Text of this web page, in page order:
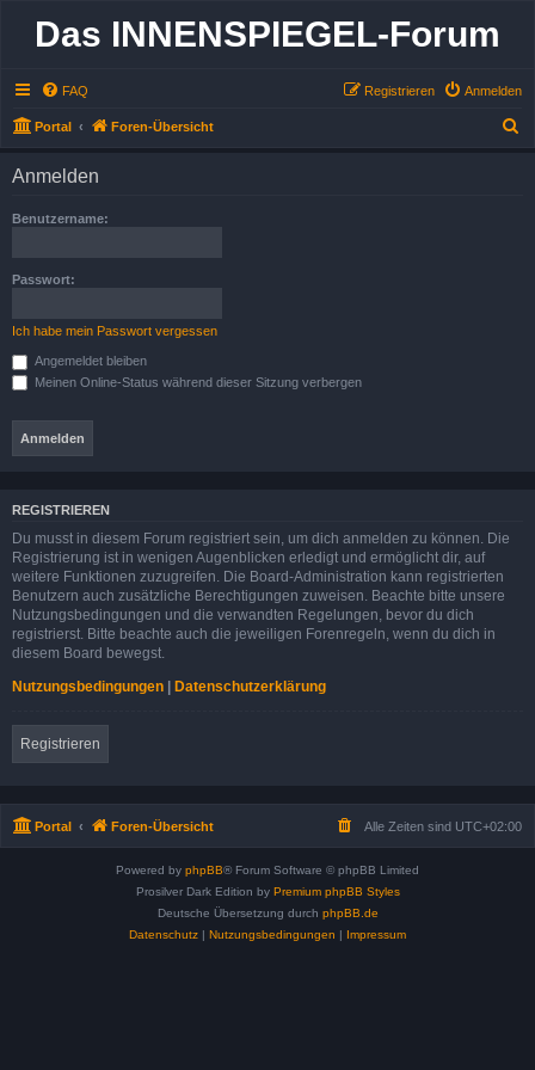
Das INNENSPIEGEL-Forum
FAQ Anmelden
Registrieren
Portal Foren-Übersicht
Anmelden
Benutzername:
Passwort:
Ich habe mein Passwort vergessen
Angemeldet bleiben
Meinen Online-Status während dieser Sitzung verbergen
REGISTRIEREN
Du musst in diesem Forum registriert sein, um dich anmelden zu können. Die
Registrierung ist in wenigen Augenblicken erledigt und ermöglicht dir, auf
weitere Funktionen zuzugreifen. Die Board-Administration kann registrierten
Benutzern auch zusätzliche Berechtigungen zuweisen. Beachte bitte unsere
Nutzungsbedingungen und die verwandten Regelungen, bevor du dich
registrierst. Bitte beachte auch die jeweiligen Forenregeln, wenn du dich in
diesem Board bewegst.
Nutzungsbedingungen | Datenschutzerklärung
Registrieren
Portal Foren-Übersicht Alle Zeiten sind UTC+02:00
Powered by phpBB® Forum Software © phpBB Limited
Prosilver Dark Edition by Premium phpBB Styles
Deutsche Übersetzung durch phpBB.de
Datenschutz | Nutzungsbedingungen | Impressum